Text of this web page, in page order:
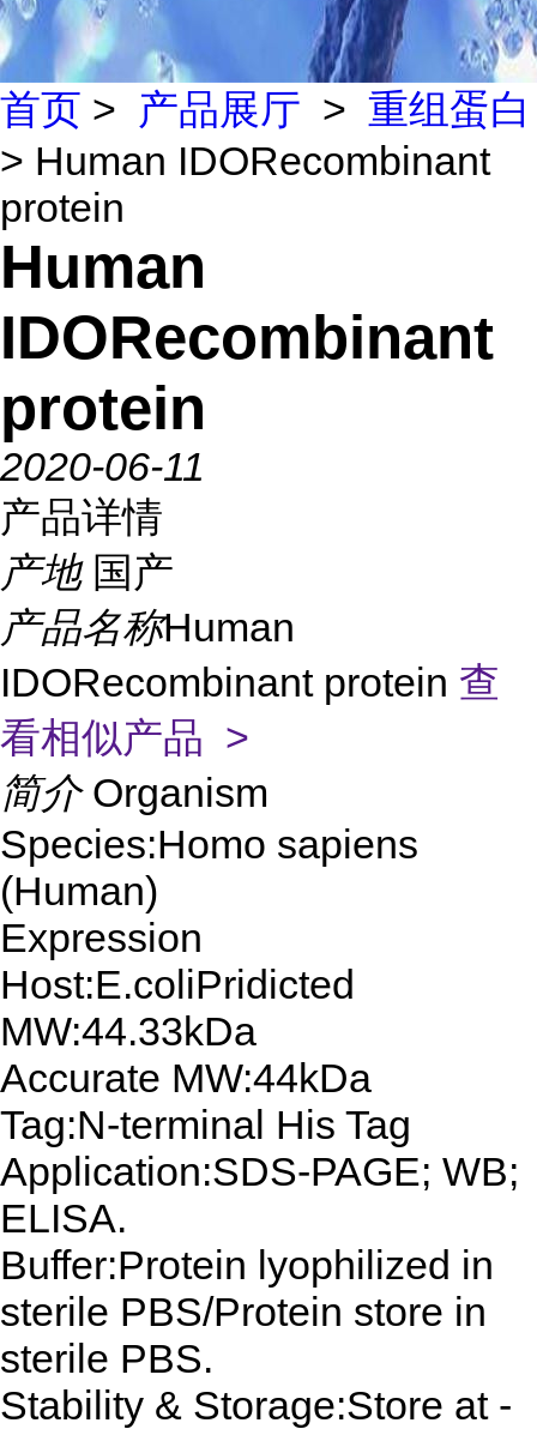
首页 > 产品展厅 > 重组蛋白
> Human IDORecombinant
protein
Human
IDORecombinant
protein
2020-06-11
产品详情
产地 国产
产品名称Human
IDORecombinant protein 查
看相似产品 >
简介 Organism
Species:Homo sapiens
(Human)
Expression
Host:E.coliPridicted
MW:44.33kDa
Accurate MW:44kDa
Tag:N-terminal His Tag
Application:SDS-PAGE; WB;
ELISA.
Buffer:Protein lyophilized in
sterile PBS/Protein store in
sterile PBS.
Stability & Storage:Store at -